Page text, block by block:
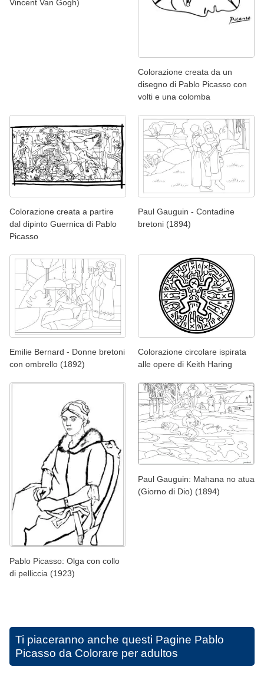
Vincent Van Gogh)
Colorazione creata da un
disegno di Pablo Picasso con
volti e una colomba
Colorazione creata a partire
dal dipinto Guernica di Pablo
Picasso
Paul Gauguin - Contadine
bretoni (1894)
Emilie Bernard - Donne bretoni
con ombrello (1892)
Colorazione circolare ispirata
alle opere di Keith Haring
Pablo Picasso: Olga con collo
di pelliccia (1923)
Paul Gauguin: Mahana no atua
(Giorno di Dio) (1894)
Ti piaceranno anche questi Pagine Pablo
Picasso da Colorare per adultos